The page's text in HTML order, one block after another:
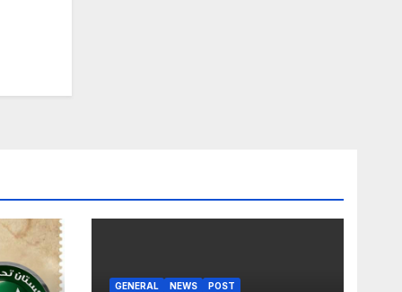
GENERAL NEWS POST